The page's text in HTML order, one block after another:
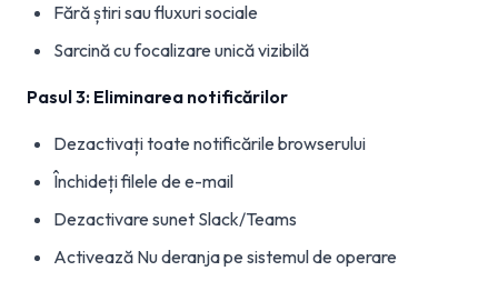
Fără știri sau fluxuri sociale
Sarcină cu focalizare unică vizibilă
Pasul 3: Eliminarea notificărilor
Dezactivați toate notificările browserului
Închideți filele de e-mail
Dezactivare sunet Slack/Teams
Activează Nu deranja pe sistemul de operare